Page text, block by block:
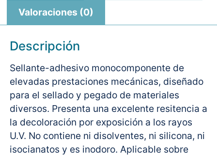
Valoraciones (0)
Descripción
Sellante-adhesivo monocomponente de
elevadas prestaciones mecánicas, diseñado
para el sellado y pegado de materiales
diversos. Presenta una excelente resitencia a
la decoloración por exposición a los rayos
U.V. No contiene ni disolventes, ni silicona, ni
isocianatos y es inodoro. Aplicable sobre